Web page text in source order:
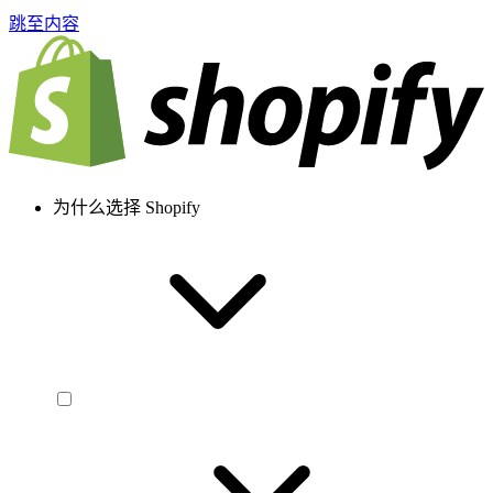
跳至内容
为什么选择 Shopify